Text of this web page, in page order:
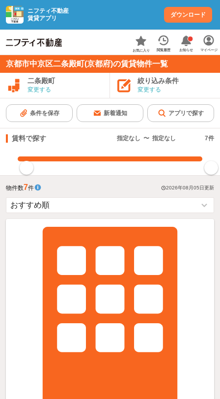
ニフティ不動産
賃貸アプリ
ダウンロード
お気に入り 閲覧履歴 お知らせ マイページ
京都市中京区二条殿町(京都府)の賃貸物件一覧
二条殿町
変更する
絞り込み条件
変更する
条件を保存 新着通知 アプリで探す
賃料で探す 指定なし 〜 指定なし 7件
物件数7件 2026年08月05日更新